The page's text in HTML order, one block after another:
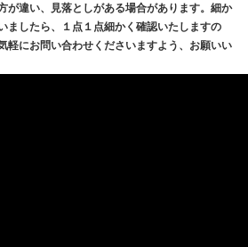
が違い、見落としがある場合があります。細か
ましたら、１点１点細かく確認いたしますの
軽にお問い合わせくださいますよう、お願いい